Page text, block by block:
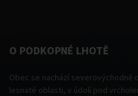
O PODKOPNÉ LHOTĚ
Obec se nachází severovýchodně
lesnaté oblasti, v údolí pod